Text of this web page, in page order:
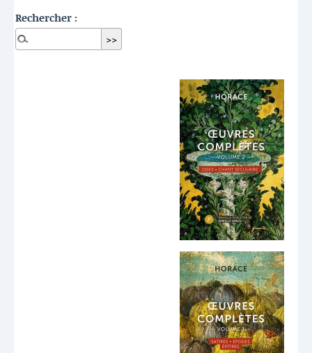
Rechercher :
Dernières publications